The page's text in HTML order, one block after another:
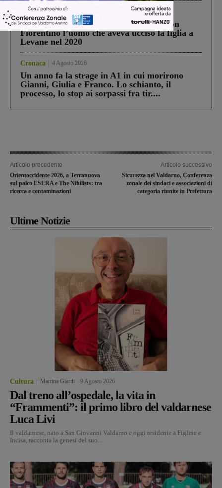
Cronaca 3 Agosto 2026
Scomparso da una struttura di Castiglion
Fiorentino l’uomo che aveva ucciso la figlia a
Levane nel 2020
Cronaca 4 Agosto 2026
Un anno fa la strage in A1 in cui morirono
Gianni, Giulia e Franco. Lo schianto, il
processo, lo stop ai sorpassi fra tir....
Articolo precedente
Orientoccidente 2026, a Terranuova
sul palco ESERA e The Nihilists: tra
ricerca e contaminazioni
Articolo successivo
Sicurezza nel Valdarno, Conferenza
zonale dei sindaci e associazioni di
categoria riunite in Prefettura
Ultime Notizie
Cultura Martina Giardi 9 Agosto 2026
Dal treno all’ospedale, la vita in
“Frammenti”: il primo libro del valdarnese
Luca Livi
Il valdarnese, nato a San Giovanni Valdarno e oggi residente a Figline e
Incisa, racconta la genesi del suo...